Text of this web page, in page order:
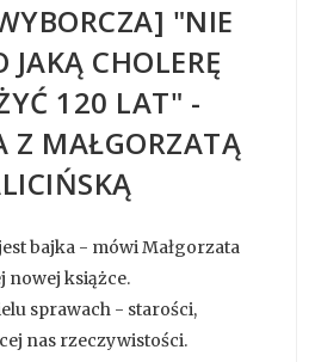
"NIE
JAKĄ CHOLERĘ
120 LAT" -
Z MAŁGORZATĄ
bajka - mówi Małgorzata
nowej książce.
sprawach - starości,
nas rzeczywistości.